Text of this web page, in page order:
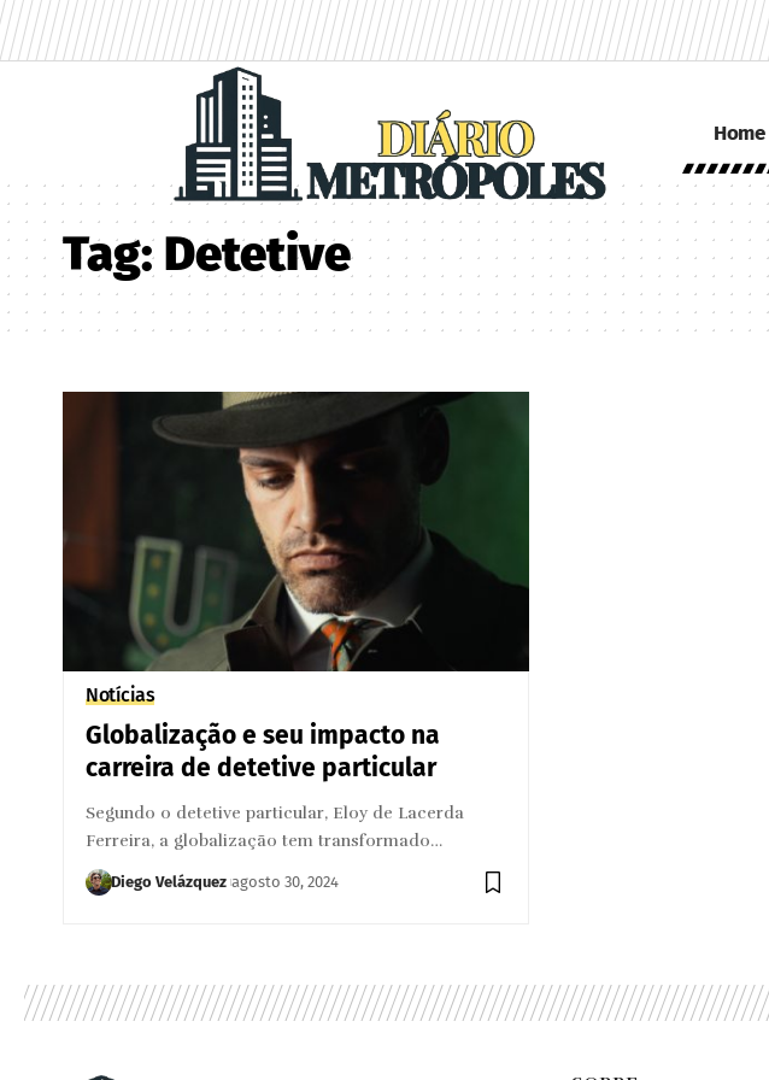
Home
Tag:Detetive
Notícias
Globalização e seu impacto na
carreira de detetive particular
Segundo o detetive particular, Eloy de Lacerda
Ferreira, a globalização tem transformado…
Diego Velázquez agosto 30, 2024